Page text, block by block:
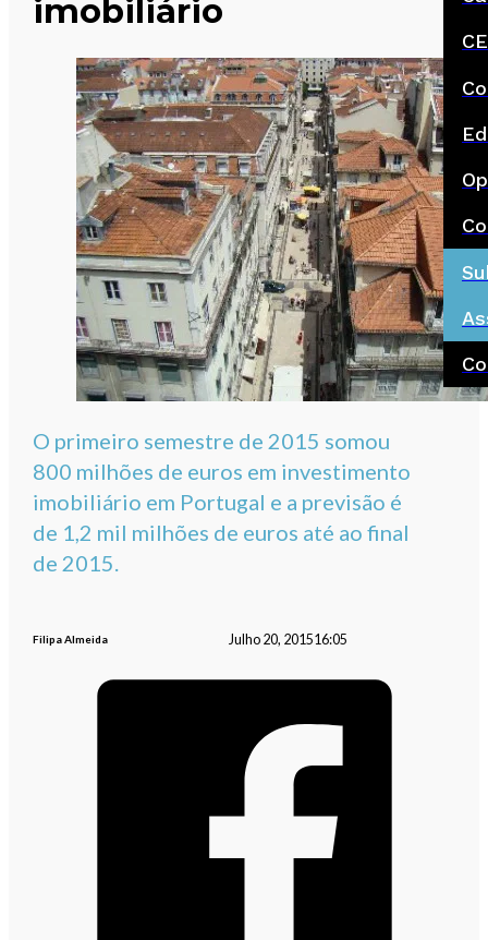
imobiliário
O primeiro semestre de 2015 somou
800 milhões de euros em investimento
imobiliário em Portugal e a previsão é
de 1,2 mil milhões de euros até ao final
de 2015.
Filipa Almeida Julho 20, 201516:05